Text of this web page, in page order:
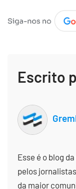
Escrito
Esse é o blog
pelos
da maior